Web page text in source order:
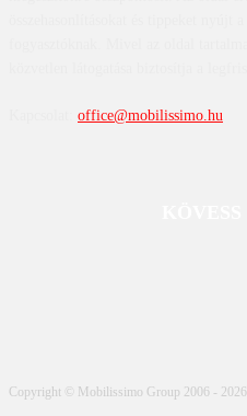
office@mobilissimo.hu
Copyright © Mobilissimo Group 2006 - 2026